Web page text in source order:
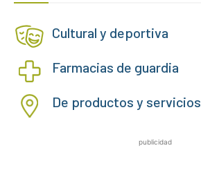
Cultural y deportiva
Farmacias de guardia
De productos y servicios
publicidad